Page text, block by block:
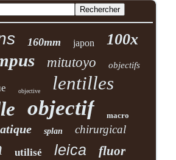
160mm japon 100x
mitutoyo objectifs
objective lentilles
objectif macro
splan chirurgical
utilisé leica fluor